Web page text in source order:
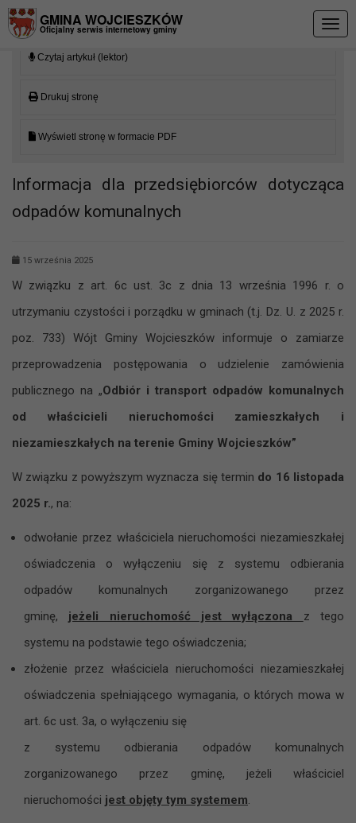
GMINA WOJCIESZKÓW
Oficjalny serwis internetowy gminy
Czytaj artykuł (lektor)
Drukuj stronę
Wyświetl stronę w formacie PDF
Informacja dla przedsiębiorców dotycząca
odpadów komunalnych
15 września 2025
W związku z art. 6c ust. 3c z dnia 13 września 1996 r. o
utrzymaniu czystości i porządku w gminach (t.j. Dz. U. z 2025 r.
poz. 733) Wójt Gminy Wojcieszków informuje o zamiarze
przeprowadzenia postępowania o udzielenie zamówienia
publicznego na „Odbiór i transport odpadów komunalnych
od właścicieli nieruchomości zamieszkałych i
niezamieszkałych na terenie Gminy Wojcieszków”
W związku z powyższym wyznacza się termin do 16 listopada
2025 r., na:
odwołanie przez właściciela nieruchomości niezamieszkałej
oświadczenia o wyłączeniu się z systemu odbierania
odpadów komunalnych zorganizowanego przez
gminę, jeżeli nieruchomość jest wyłączona z tego
systemu na podstawie tego oświadczenia;
złożenie przez właściciela nieruchomości niezamieszkałej
oświadczenia spełniającego wymagania, o których mowa w
art. 6c ust. 3a, o wyłączeniu się
z systemu odbierania odpadów komunalnych
zorganizowanego przez gminę, jeżeli właściciel
nieruchomości jest objęty tym systemem.